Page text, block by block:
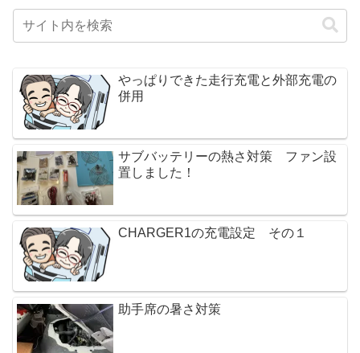
やっぱりできた走行充電と外部充電の
併用
サブバッテリーの熱さ対策 ファン設
置しました！
CHARGER1の充電設定 その１
助手席の暑さ対策